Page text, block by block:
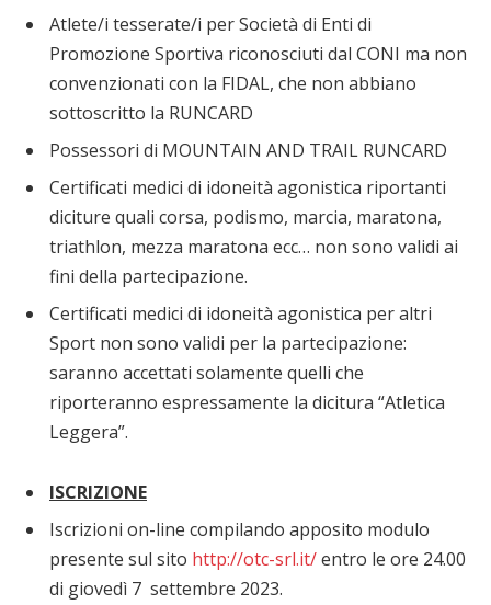
Atlete/i tesserate/i per Società di Enti di
Promozione Sportiva riconosciuti dal CONI ma non
convenzionati con la FIDAL, che non abbiano
sottoscritto la RUNCARD
Possessori di MOUNTAIN AND TRAIL RUNCARD
Certificati medici di idoneità agonistica riportanti
diciture quali corsa, podismo, marcia, maratona,
triathlon, mezza maratona ecc… non sono validi ai
fini della partecipazione.
Certificati medici di idoneità agonistica per altri
Sport non sono validi per la partecipazione:
saranno accettati solamente quelli che
riporteranno espressamente la dicitura “Atletica
Leggera”.
ISCRIZIONE
Iscrizioni on-line compilando apposito modulo
presente sul sito http://otc-srl.it/entro le ore 24.00
di giovedì 7 settembre 2023.